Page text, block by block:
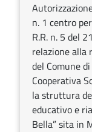
n. 1 centro
R.R. n. 5 del
relazione alla
del Comune
Cooperativa
la struttura
educativo e
Bella” sita in